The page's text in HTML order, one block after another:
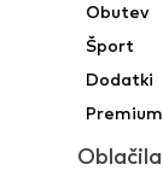
Obutev
Šport
Dodatki
Premium
Oblačila